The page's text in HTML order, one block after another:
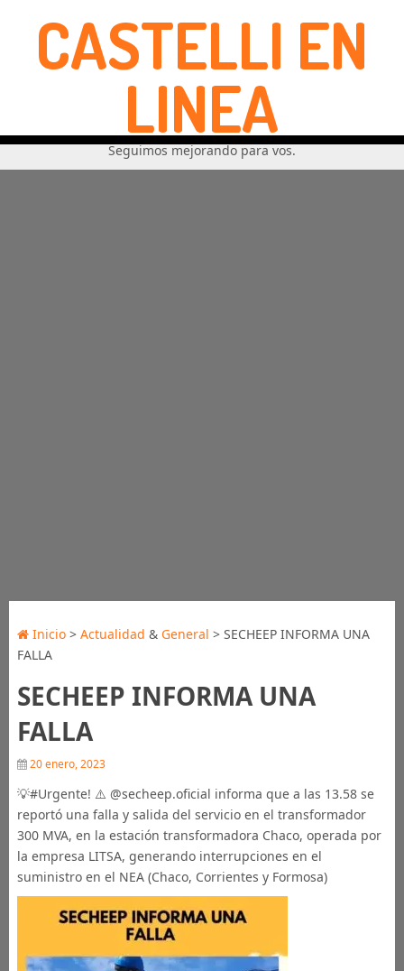
CASTELLI EN
LINEA
Seguimos mejorando para vos.
Inicio> Actualidad & General > SECHEEP INFORMA UNA
FALLA
SECHEEP INFORMA UNA
FALLA
20 enero, 2023
💡#Urgente! ⚠️ @secheep.oficial informa que a las 13.58 se
reportó una falla y salida del servicio en el transformador
300 MVA, en la estación transformadora Chaco, operada por
la empresa LITSA, generando interrupciones en el
suministro en el NEA (Chaco, Corrientes y Formosa)